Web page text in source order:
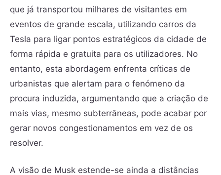
que já transportou milhares de visitantes em
eventos de grande escala, utilizando carros da
Tesla para ligar pontos estratégicos da cidade de
forma rápida e gratuita para os utilizadores. No
entanto, esta abordagem enfrenta críticas de
urbanistas que alertam para o fenómeno da
procura induzida, argumentando que a criação de
mais vias, mesmo subterrâneas, pode acabar por
gerar novos congestionamentos em vez de os
resolver.
A visão de Musk estende-se ainda a distâncias